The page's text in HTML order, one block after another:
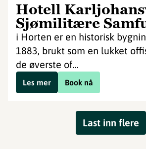
Hotell
Sjømilitære
i Horten er en historisk
1883, brukt som en lukket
de øverste of...
Book nå
Les mer
Last inn flere